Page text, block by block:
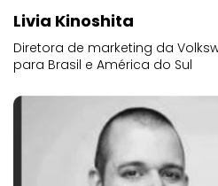
Livia Kinoshita
Diretora de marketing da
para Brasil e América do Sul